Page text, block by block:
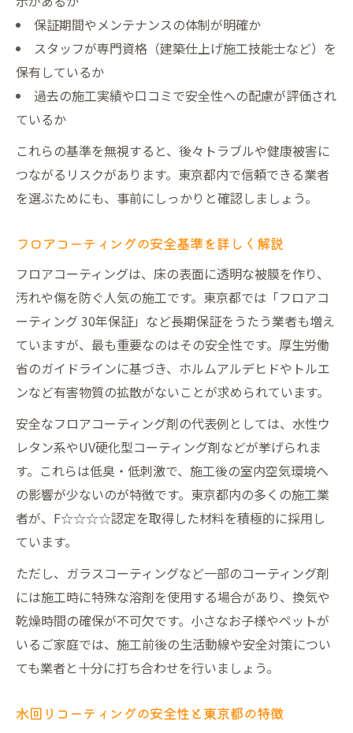
保証内容と安全性重視のハウスコーティン
グ選定
ハウスコーティング相場と安全性を両立す
る方法
保証期間やメンテナンスの体制が明確か
スタッフが専門資格（建築仕上げ施工技能士など）を
保有しているか
過去の施工実績や口コミで安全性への配慮が評価され
ているか
これらの基準を無視すると、後々トラブルや健康被害に
つながるリスクがあります。東京都内で信頼できる業者
を選ぶためにも、事前にしっかりと確認しましょう。
フロアコーティングの安全基準を詳しく解説
フロアコーティングは、床の表面に透明な被膜を作り、
汚れや傷を防ぐ人気の施工です。東京都では「フロアコ
ーティング 30年保証」など長期保証をうたう業者も増え
ていますが、最も重要なのはその安全性です。厚生労働
省のガイドラインに基づき、ホルムアルデヒドやトルエ
ンなど有害物質の拡散がないことが求められています。
安全なフロアコーティング剤の代表例としては、水性ウ
レタン系やUV硬化型コーティング剤などが挙げられま
す。これらは低臭・低刺激で、施工後の室内空気環境へ
の影響が少ないのが特徴です。東京都内の多くの施工業
者が、F☆☆☆☆認定を取得した材料を積極的に採用し
ています。
ただし、ガラスコーティングなど一部のコーティング剤
には施工時に特殊な溶剤を使用する場合があり、換気や
乾燥時間の確保が不可欠です。小さなお子様やペットが
いるご家庭では、施工前後の生活動線や安全対策につい
ても業者と十分に打ち合わせを行いましょう。
水回りコーティングの安全性と東京都の特徴